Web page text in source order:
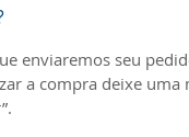
enviaremos seu
a compra deixe uma